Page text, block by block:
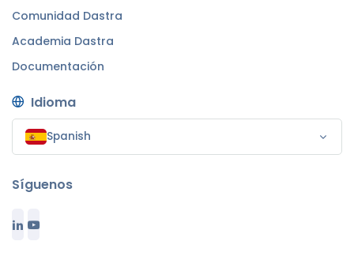
Comunidad Dastra
Academia Dastra
Documentación
Idioma
Spanish
Síguenos